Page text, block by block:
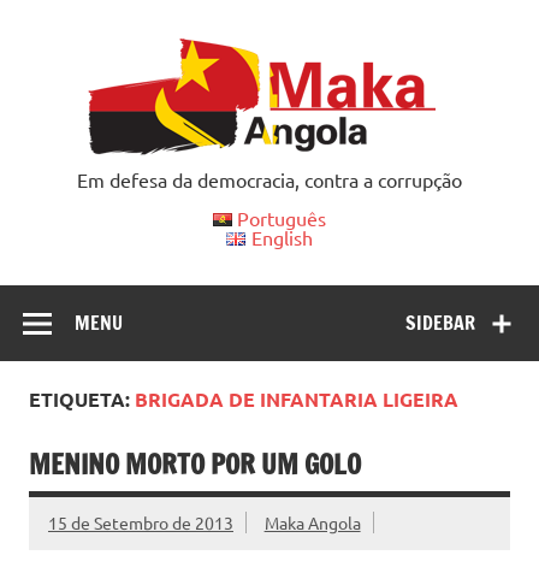
Em defesa da democracia, contra a corrupção
Português
English
SIDEBAR
MENU
ETIQUETA: BRIGADA DE INFANTARIA LIGEIRA
MENINO MORTO POR UM GOLO
15 de Setembro de 2013 Maka Angola